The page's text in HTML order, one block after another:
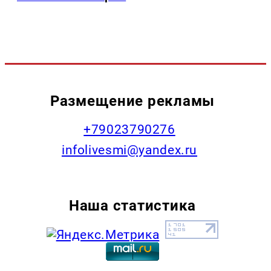
Размещение рекламы
+79023790276
infolivesmi@yandex.ru
Наша статистика